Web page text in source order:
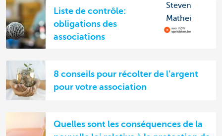
Liste de contrôle:
obligations des
associations
Steven
Mathei
8 conseils pour récolter de l'argent
pour votre association
Quelles sont les conséquences de la